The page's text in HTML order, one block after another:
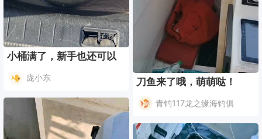
小桶满了，新手也还可以
庞小东 刀鱼来了哦，萌萌哒！
青钓117龙之缘海钓俱